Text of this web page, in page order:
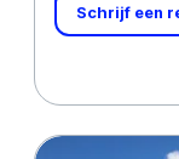
Schrijf een